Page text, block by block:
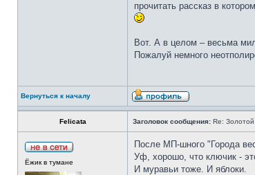
прочитать рассказ в
Вот. А в целом – весьма
Пожалуй немного
Вернуться к началу
Felicata Заголовок сообщения: Re:
Ёжик в тумане
После МП-шного "Города
Уф, хорошо, что ключик -
И муравьи тоже. И яблоки.